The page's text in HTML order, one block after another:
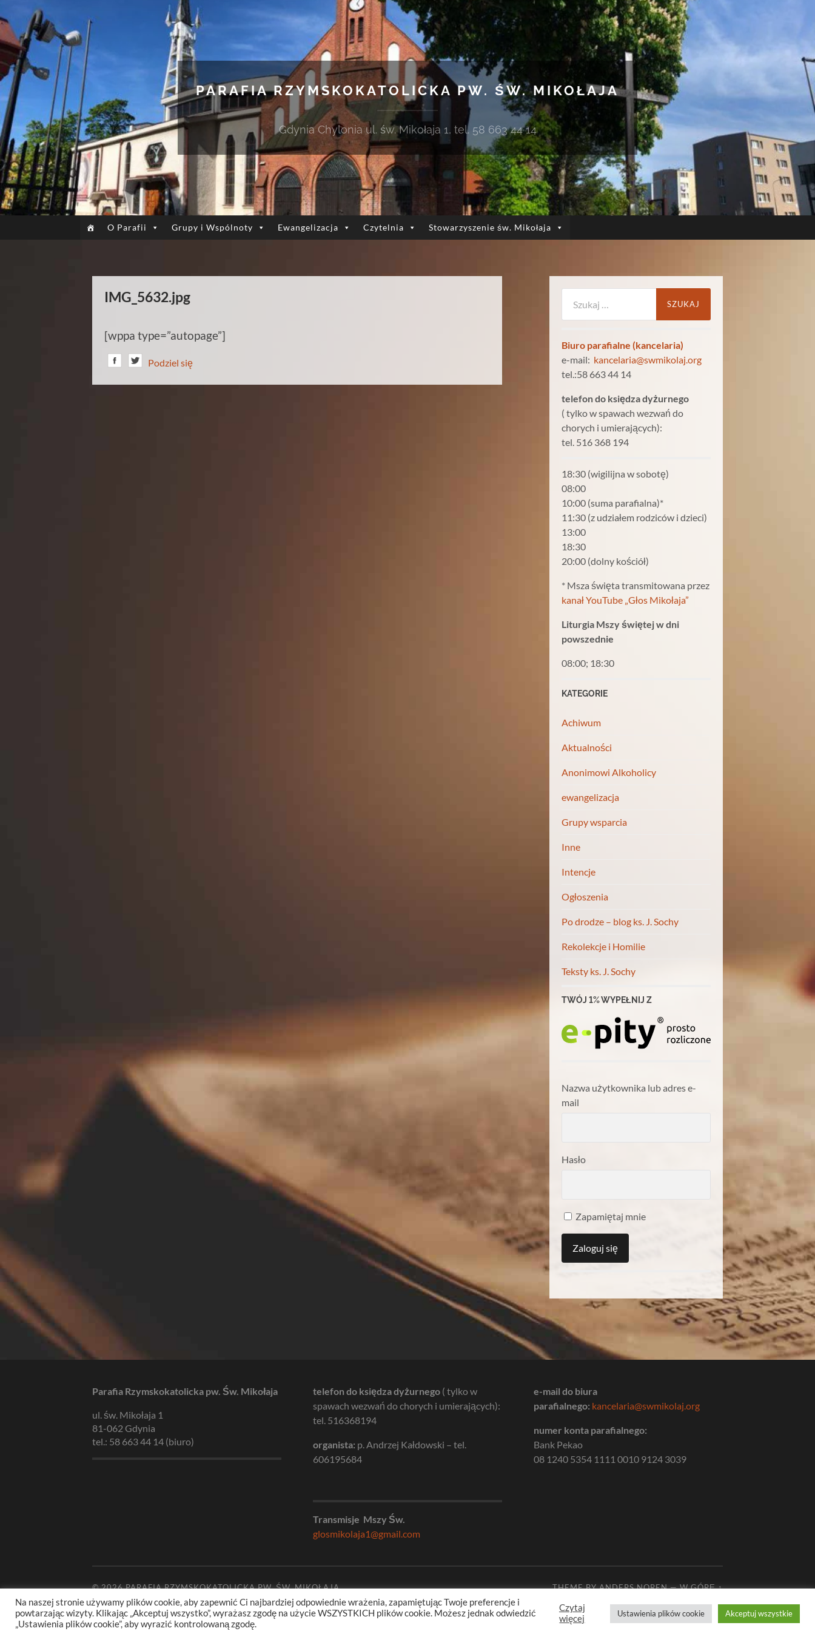
PARAFIA RZYMSKOKATOLICKA PW. ŚW. MIKOŁAJA
Gdynia Chylonia ul. św. Mikołaja 1, tel. 58 663 44 14
O Parafii Grupy i Wspólnoty Ewangelizacja Czytelnia Stowarzyszenie św. Mikołaja
IMG_5632.jpg
[wppa type=”autopage”]
Podziel się
Biuro parafialne (kancelaria)
e-mail: kancelaria@swmikolaj.org
tel.:58 663 44 14
telefon do księdza dyżurnego
( tylko w spawach wezwań do
chorych i umierających):
tel. 516 368 194
18:30 (wigilijna w sobotę)
08:00
10:00 (suma parafialna)*
11:30 (z udziałem rodziców i dzieci)
13:00
18:30
20:00 (dolny kościół)
* Msza święta transmitowana przez
kanał YouTube „Głos Mikołaja”
Liturgia Mszy świętej w dni
powszednie
08:00; 18:30
KATEGORIE
Achiwum
Aktualności
Anonimowi Alkoholicy
ewangelizacja
Grupy wsparcia
Inne
Intencje
Ogłoszenia
Po drodze – blog ks. J. Sochy
Rekolekcje i Homilie
Teksty ks. J. Sochy
TWÓJ 1% WYPEŁNIJ Z
Nazwa użytkownika lub adres e-
mail
Hasło
Zapamiętaj mnie
Parafia Rzymskokatolicka pw. Św. Mikołaja
ul. św. Mikołaja 1
81-062 Gdynia
tel.: 58 663 44 14 (biuro)
telefon do księdza dyżurnego ( tylko w
spawach wezwań do chorych i umierających):
tel. 516368194
organista: p. Andrzej Kałdowski – tel.
606195684
Transmisje Mszy Św.
glosmikolaja1@gmail.com
e-mail do biura
parafialnego: kancelaria@swmikolaj.org
numer konta parafialnego:
Bank Pekao
08 1240 5354 1111 0010 9124 3039
© 2026PARAFIA RZYMSKOKATOLICKA PW. ŚW. MIKOŁAJA THEME BYANDERS NOREN—W GÓRĘ ↑
Na naszej stronie używamy plików cookie, aby zapewnić Ci najbardziej odpowiednie wrażenia, zapamiętując Twoje preferencje i
powtarzając wizyty. Klikając „Akceptuj wszystko”, wyrażasz zgodę na użycie WSZYSTKICH plików cookie. Możesz jednak odwiedzić
„Ustawienia plików cookie”, aby wyrazić kontrolowaną zgodę.
Czytaj
więcej
Ustawienia plików cookie Akceptuj wszystkie